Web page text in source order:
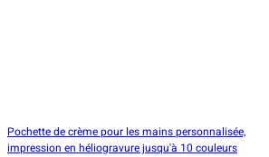
Pochette de crème pour les mains personnalisée,
impression en héliogravure jusqu'à 10 couleurs